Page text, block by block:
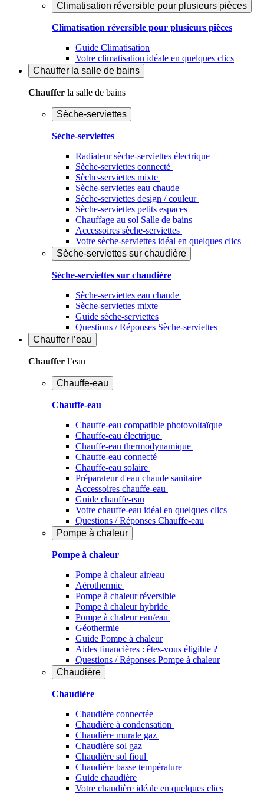
Climatisation réversible pour plusieurs pièces
Climatisation réversible pour plusieurs pièces
Guide Climatisation
Votre climatisation idéale en quelques clics
Chauffer la salle de bains
Chauffer la salle de bains
Sèche-serviettes
Sèche-serviettes
Radiateur sèche-serviettes électrique
Sèche-serviettes connecté
Sèche-serviettes mixte
Sèche-serviettes eau chaude
Sèche-serviettes design / couleur
Sèche-serviettes petits espaces
Chauffage au sol Salle de bains
Accessoires sèche-serviettes
Votre sèche-serviettes idéal en quelques clics
Sèche-serviettes sur chaudière
Sèche-serviettes sur chaudière
Sèche-serviettes eau chaude
Sèche-serviettes mixte
Guide sèche-serviettes
Questions / Réponses Sèche-serviettes
Chauffer l’eau
Chauffer l’eau
Chauffe-eau
Chauffe-eau
Chauffe-eau compatible photovoltaïque
Chauffe-eau électrique
Chauffe-eau thermodynamique
Chauffe-eau connecté
Chauffe-eau solaire
Préparateur d'eau chaude sanitaire
Accessoires chauffe-eau
Guide chauffe-eau
Votre chauffe-eau idéal en quelques clics
Questions / Réponses Chauffe-eau
Pompe à chaleur
Pompe à chaleur
Pompe à chaleur air/eau
Aérothermie
Pompe à chaleur réversible
Pompe à chaleur hybride
Pompe à chaleur​ eau/eau
Géothermie
Guide Pompe à chaleur
Aides financières : êtes-vous éligible ?
Questions / Réponses Pompe à chaleur
Chaudière
Chaudière
Chaudière connectée
Chaudière à condensation
Chaudière murale gaz
Chaudière sol gaz
Chaudière sol fioul
Chaudière basse température
Guide chaudière
Votre chaudière idéale en quelques clics